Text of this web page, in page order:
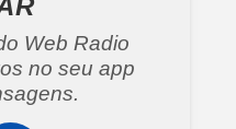
Web Radio
no seu app